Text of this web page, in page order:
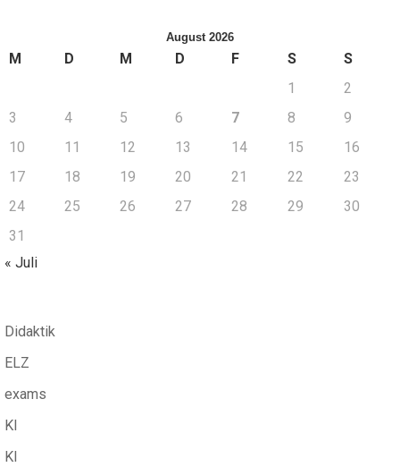
August 2026
M D M D F S
S
1
2
3
4 5 6 7 8
9
10
11 12 13 14 15
16
17
18 19 20 21 22
23
24
25 26 27 28 29
30
31
« Juli
Didaktik
ELZ
exams
KI
KI